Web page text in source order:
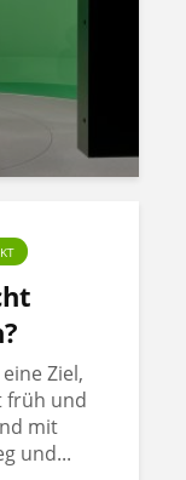
Ziel,
früh und
mit
und...